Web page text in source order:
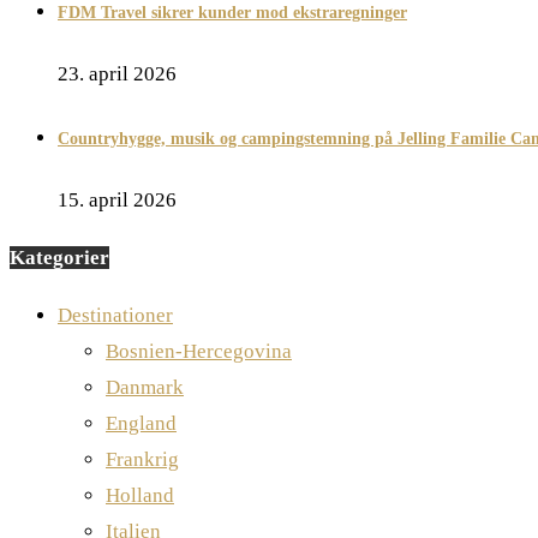
FDM Travel sikrer kunder mod ekstraregninger
23. april 2026
Countryhygge, musik og campingstemning på Jelling Familie
15. april 2026
Kategorier
Destinationer
Bosnien-Hercegovina
Danmark
England
Frankrig
Holland
Italien